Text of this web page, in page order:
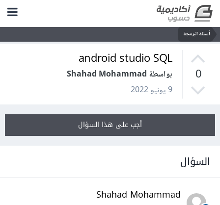
أسئلة البرمجة
0
android studio SQL
بواسطة Shahad Mohammad
9 يونيو 2022
أجب على هذا السؤال
السؤال
Shahad Mohammad